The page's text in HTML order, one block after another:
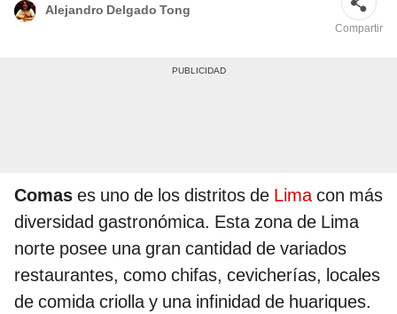
Alejandro Delgado Tong
Compartir
Comas es uno de los distritos de Limacon más
diversidad gastronómica. Esta zona de Lima
norte posee una gran cantidad de variados
restaurantes, como chifas, cevicherías, locales
de comida criolla y una infinidad de huariques.